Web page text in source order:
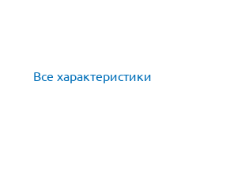
Все характеристики